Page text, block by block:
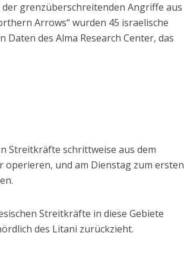
grenzüberschreitenden Angriffe aus
Arrows“ wurden 45 israelische
des Alma Research Center, das
Streitkräfte schrittweise aus dem
operieren, und am Dienstag zum ersten
Streitkräfte in diese Gebiete
des Litani zurückzieht.